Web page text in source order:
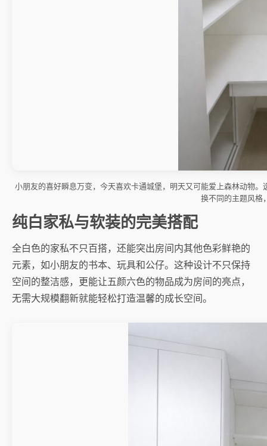
小朋友的喜好瞬息万变，今天喜欢卡通城堡，明天又可能爱上森林动物
换不同的主题风格
纯白家私与软装的完美搭配
全白色的家私不只百搭，还能突出房间内其他色彩鲜艳的
元素，如小朋友的书本、玩具和公仔。这种设计不只保持
空间的整洁感，更能让五颜六色的物品成为房间的亮点，
无需大规模翻新就能轻松打造温馨的成长空间。